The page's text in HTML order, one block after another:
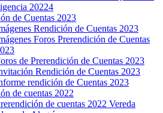
20224
de Cuentas 2023
Rendición de Cuentas 2023
Foros Prerendición de Cuentas
de Prerendición de Cuentas 2023
Rendición de Cuentas 2023
rendición de Cuentas 2023
de cuentas 2022
de cuentas 2022 Vereda